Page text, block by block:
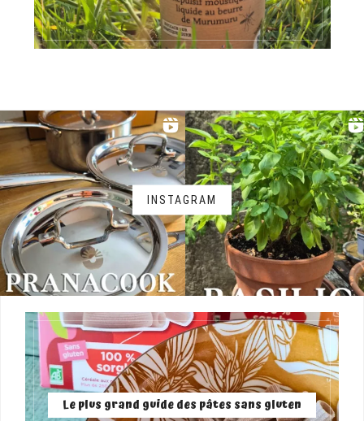
INSTAGRAM
Le plus grand guide des pâtes sans gluten